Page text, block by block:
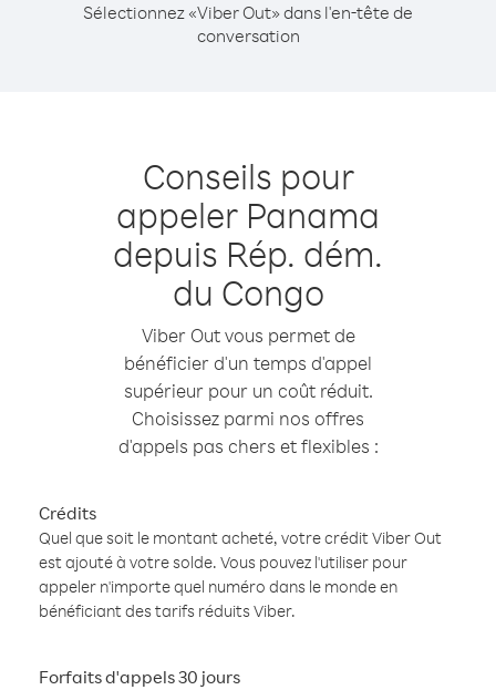
Sélectionnez «Viber Out» dans l'en-tête de
conversation
Conseils pour
appeler Panama
depuis Rép. dém.
du Congo
Viber Out vous permet de
bénéficier d'un temps d'appel
supérieur pour un coût réduit.
Choisissez parmi nos offres
d'appels pas chers et flexibles :
Crédits
Quel que soit le montant acheté, votre crédit Viber Out
est ajouté à votre solde. Vous pouvez l'utiliser pour
appeler n'importe quel numéro dans le monde en
bénéficiant des tarifs réduits Viber.
Forfaits d'appels 30 jours